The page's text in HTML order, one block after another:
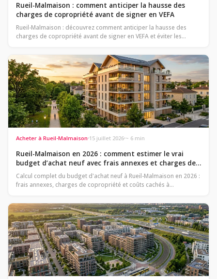
Rueil-Malmaison : comment anticiper la hausse des
charges de copropriété avant de signer en VEFA
Rueil-Malmaison : découvrez comment anticiper la hausse des
charges de copropriété avant de signer en VEFA et éviter les
Acheter à Rueil-Malmaison 15 juillet 2026 ~ 6 min
Rueil-Malmaison en 2026 : comment estimer le vrai
budget d’achat neuf avec frais annexes et charges de
copropriété
Calcul complet du budget d'achat neuf à Rueil-Malmaison en 2026 :
frais annexes, charges de copropriété et coûts cachés à…